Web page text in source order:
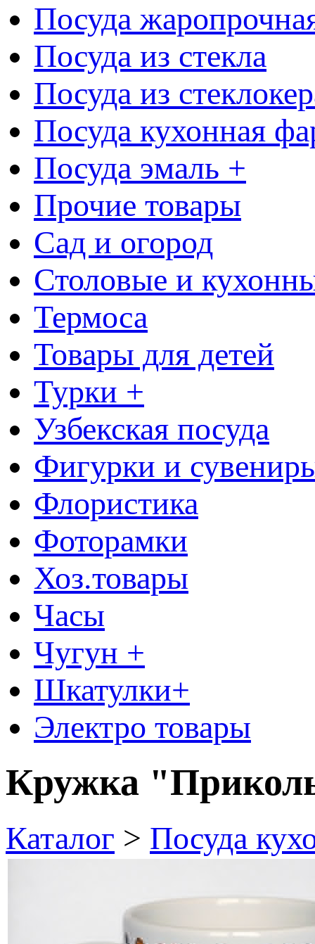
Посуда
Посуда из стекла
Посуда из
Посуда кухонная
Посуда эмаль +
Прочие товары
Сад и огород
Столовые и
Термоса
Товары для детей
Турки +
Узбекская посуда
Фигурки и
Флористика
Фоторамки
Хоз.товары
Часы
Чугун +
Шкатулки+
Электро товары
Кружка
Каталог > Посуда